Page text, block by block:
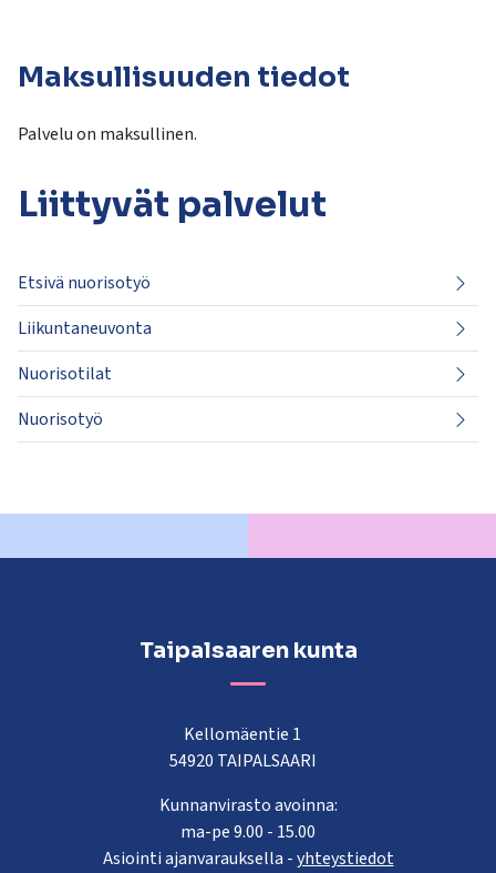
Maksullisuuden tiedot
Palvelu on maksullinen.
Liittyvät palvelut
Etsivä nuorisotyö
Liikuntaneuvonta
Nuorisotilat
Nuorisotyö
Taipalsaaren kunta
Kellomäentie 1
54920 TAIPALSAARI
Kunnanvirasto avoinna:
ma-pe 9.00 - 15.00
Asiointi ajanvarauksella -yhteystiedot